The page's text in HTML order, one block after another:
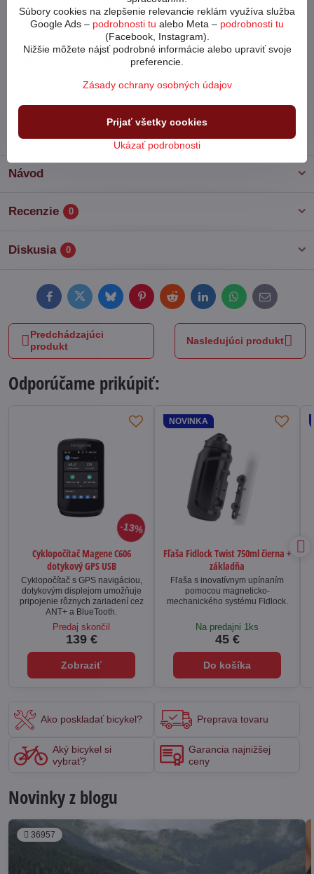
Značky Ghost
Doplnkové informácie
Ghost
Počet prevodov:
Vidlica: Rock Shox
Návod
Recenzie 0
Diskusia 0
Novinky z blogu
36957
FacebookTwitterBlueskyPinterestRedditLinkedInWhatsApp
E-
mail
Predchádzajúci
produkt
Nasledujúci produkt
Odporúčame prikúpiť:
13%
Cyklopočítač Magene C606
dotykový GPS USB
Cyklopočítač s GPS navigáciou,
dotykovým displejom umožňuje
pripojenie rôznych zariadení cez
ANT+ a BlueTooth.
Predaj skončil
139 €
Zobraziť
NOVINKA
Fľaša Fidlock Twist 750ml čierna +
základňa
Fľaša s inovatívnym upínaním
pomocou magneticko-
mechanického systému Fidlock.
Na predajni 1ks
45 €
Do košíka
Ako poskladať bicykel? Preprava tovaru
Aký bicykel si
vybrať?
Garancia najnižšej
ceny
Súbory cookies na zlepšenie relevancie reklám využíva služba
Google Ads – podrobnosti tu alebo Meta – podrobnosti tu
(Facebook, Instagram).
Nižšie môžete nájsť podrobné informácie alebo upraviť svoje
preferencie.
Zásady ochrany osobných údajov
Ukázať podrobnosti
Prijať všetky cookies